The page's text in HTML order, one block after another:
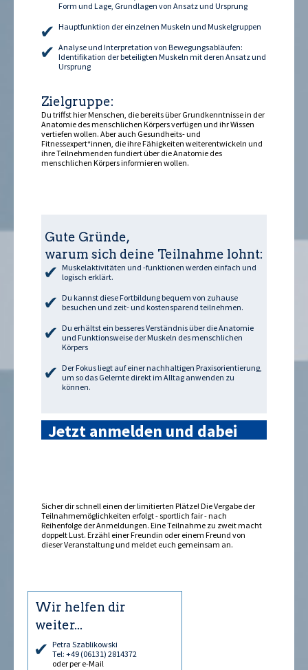
Form und Lage, Grundlagen von Ansatz und Ursprung
Hauptfunktion der einzelnen Muskeln und Muskelgruppen
Analyse und Interpretation von Bewegungsabläufen:
Identifikation der beteiligten Muskeln mit deren Ansatz und
Ursprung
Zielgruppe:
Du triffst hier Menschen, die bereits über Grundkenntnisse in der
Anatomie des menschlichen Körpers verfügen und ihr Wissen
vertiefen wollen. Aber auch Gesundheits- und
Fitnessexpert*innen, die ihre Fähigkeiten weiterentwickeln und
ihre Teilnehmenden fundiert über die Anatomie des
menschlichen Körpers informieren wollen.
Gute Gründe,
warum sich deine Teilnahme lohnt:
Muskelaktivitäten und -funktionen werden einfach und
logisch erklärt.
Du kannst diese Fortbildung bequem von zuhause
besuchen und zeit- und kostensparend teilnehmen.
Du erhältst ein besseres Verständnis über die Anatomie
und Funktionsweise der Muskeln des menschlichen
Körpers
Der Fokus liegt auf einer nachhaltigen Praxisorientierung,
um so das Gelernte direkt im Alltag anwenden zu
können.
Jetzt anmelden und dabei
Sicher dir schnell einen der limitierten Plätze! Die Vergabe der
Teilnahmemöglichkeiten erfolgt - sportlich fair - nach
Reihenfolge der Anmeldungen. Eine Teilnahme zu zweit macht
doppelt Lust. Erzähl einer Freundin oder einem Freund von
dieser Veranstaltung und meldet euch gemeinsam an.
Wir helfen dir
weiter...
Petra Szablikowski
Tel: +49 (06131) 2814372
oder per e-Mail